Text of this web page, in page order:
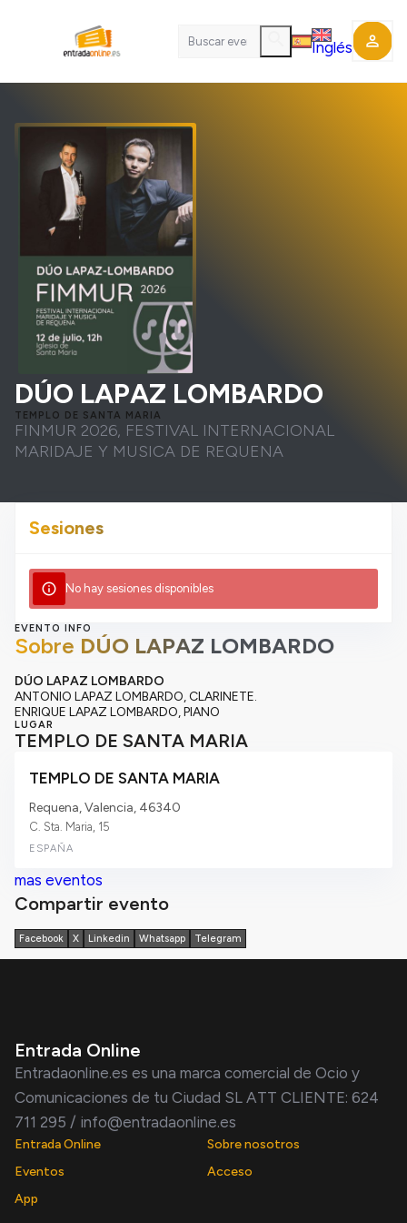
Inglés perm_identity
DÚO LAPAZ LOMBARDO
TEMPLO DE SANTA MARIA
FINMUR 2026, FESTIVAL INTERNACIONAL
MARIDAJE Y MUSICA DE REQUENA
EVENTO INFO
Sobre DÚO LAPAZ LOMBARDO
DÚO LAPAZ LOMBARDO
ANTONIO LAPAZ LOMBARDO,CLARINETE.
ENRIQUE LAPAZ LOMBARDO,PIANO
LUGAR
TEMPLO DE SANTA MARIA
TEMPLO DE SANTA MARIA
Requena, Valencia, 46340
C. Sta. Maria, 15
ESPAÑA
mas eventos
Compartir evento
Facebook X Linkedin Whatsapp Telegram
Sesiones
info No hay sesiones disponibles
Entrada Online
Entradaonline.es es una marca comercial de Ocio y
Comunicaciones de tu Ciudad SL ATT CLIENTE: 624
711 295 / info@entradaonline.es
Entrada Online
Sobre nosotros
Eventos
Acceso
App